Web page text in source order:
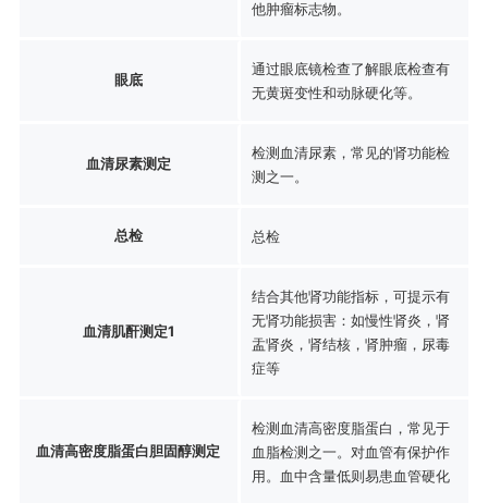
他肿瘤标志物。
眼底
通过眼底镜检查了解眼底检查有
无黄斑变性和动脉硬化等。
血清尿素测定
检测血清尿素，常见的肾功能检
测之一。
总检 总检
血清肌酐测定1
结合其他肾功能指标，可提示有
无肾功能损害：如慢性肾炎，肾
盂肾炎，肾结核，肾肿瘤，尿毒
症等
血清高密度脂蛋白胆固醇测定
检测血清高密度脂蛋白，常见于
血脂检测之一。对血管有保护作
用。血中含量低则易患血管硬化